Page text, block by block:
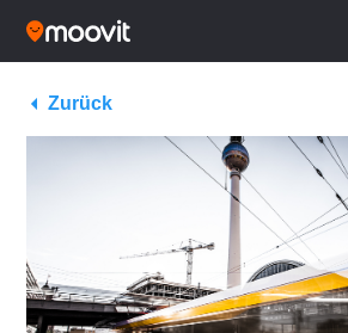
Zurück